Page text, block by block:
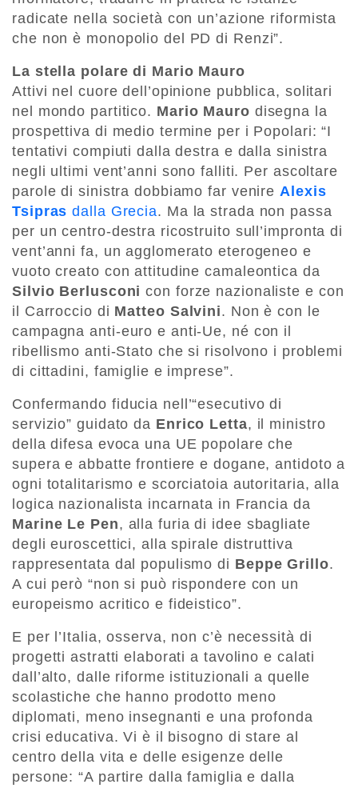
radicate nella società con un’azione riformista
che non è monopolio del PD di Renzi”.
La stella polare di Mario Mauro
Attivi nel cuore dell’opinione pubblica, solitari
nel mondo partitico. Mario Mauro disegna la
prospettiva di medio termine per i Popolari: “I
tentativi compiuti dalla destra e dalla sinistra
negli ultimi vent’anni sono falliti. Per ascoltare
parole di sinistra dobbiamo far venireAlexis
Tsipras dalla Grecia. Ma la strada non passa
per un centro-destra ricostruito sull’impronta di
vent’anni fa, un agglomerato eterogeneo e
vuoto creato con attitudine camaleontica da
Silvio Berlusconi con forze nazionaliste e con
il Carroccio di Matteo Salvini. Non è con le
campagna anti-euro e anti-Ue, né con il
ribellismo anti-Stato che si risolvono i problemi
di cittadini, famiglie e imprese”.
Confermando fiducia nell’“esecutivo di
servizio” guidato da Enrico Letta, il ministro
della difesa evoca una UE popolare che
supera e abbatte frontiere e dogane, antidoto a
ogni totalitarismo e scorciatoia autoritaria, alla
logica nazionalista incarnata in Francia da
Marine Le Pen, alla furia di idee sbagliate
degli euroscettici, alla spirale distruttiva
rappresentata dal populismo di Beppe Grillo.
A cui però “non si può rispondere con un
europeismo acritico e fideistico”.
E per l’Italia, osserva, non c’è necessità di
progetti astratti elaborati a tavolino e calati
dall’alto, dalle riforme istituzionali a quelle
scolastiche che hanno prodotto meno
diplomati, meno insegnanti e una profonda
crisi educativa. Vi è il bisogno di stare al
centro della vita e delle esigenze delle
persone: “A partire dalla famiglia e dalla